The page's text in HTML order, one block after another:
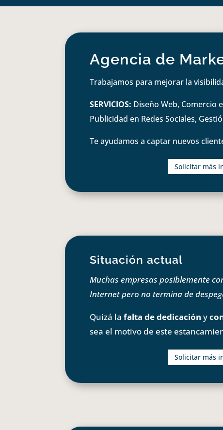
Agencia de
Trabajamos para mejorar la
SERVICIOS: Diseño Web, Comercio
Publicidad en Redes Sociales,
Te ayudamos a captar nuevos
Solicitar más
Situación actual
Muchas empresas posiblemente
Internet pero no termina de
Quizá lafalta de dedicación y
sea el motivo de este
Solicitar más